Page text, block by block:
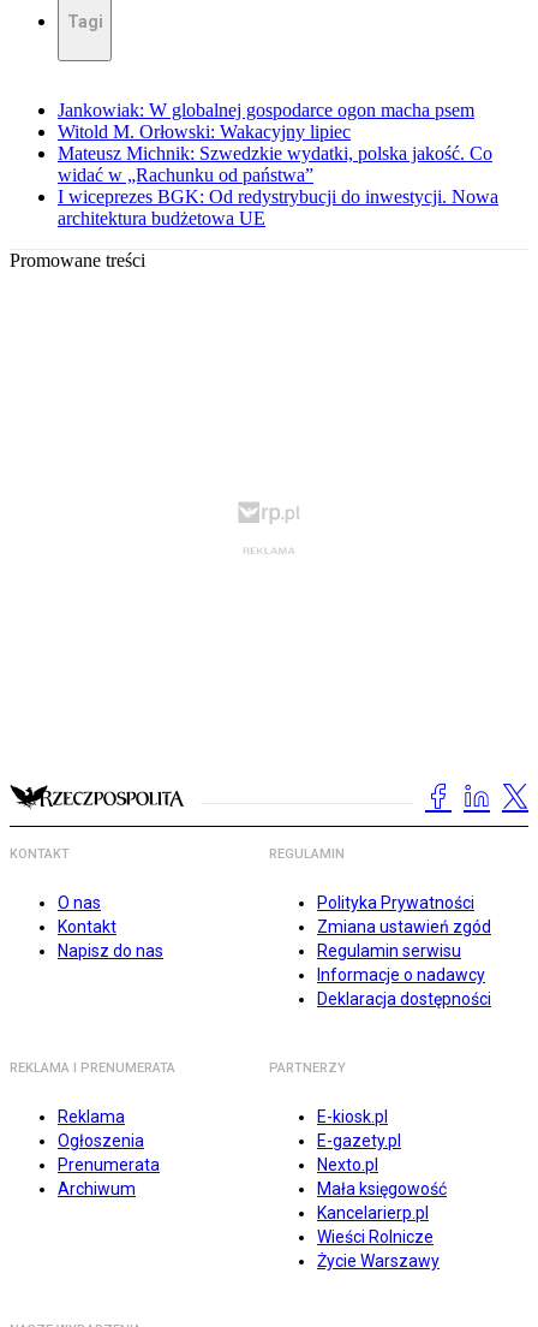
Tagi
Jankowiak: W globalnej gospodarce ogon macha psem
Witold M. Orłowski: Wakacyjny lipiec
Mateusz Michnik: Szwedzkie wydatki, polska jakość. Co
widać w „Rachunku od państwa”
I wiceprezes BGK: Od redystrybucji do inwestycji. Nowa
architektura budżetowa UE
Promowane treści
KONTAKT
O nas
Kontakt
Napisz do nas
REGULAMIN
Polityka Prywatności
Zmiana ustawień zgód
Regulamin serwisu
Informacje o nadawcy
Deklaracja dostępności
REKLAMA I PRENUMERATA
Reklama
Ogłoszenia
Prenumerata
Archiwum
PARTNERZY
E-kiosk.pl
E-gazety.pl
Nexto.pl
Mała księgowość
Kancelarierp.pl
Wieści Rolnicze
Życie Warszawy